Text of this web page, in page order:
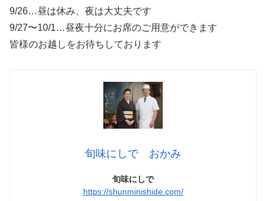
9/26…昼は休み、夜は大丈夫です
9/27〜10/1…昼夜十分にお席のご用意ができます
皆様のお越しをお待ちしております
旬味にしで おかみ
旬味にしで
https://shunminishide.com/